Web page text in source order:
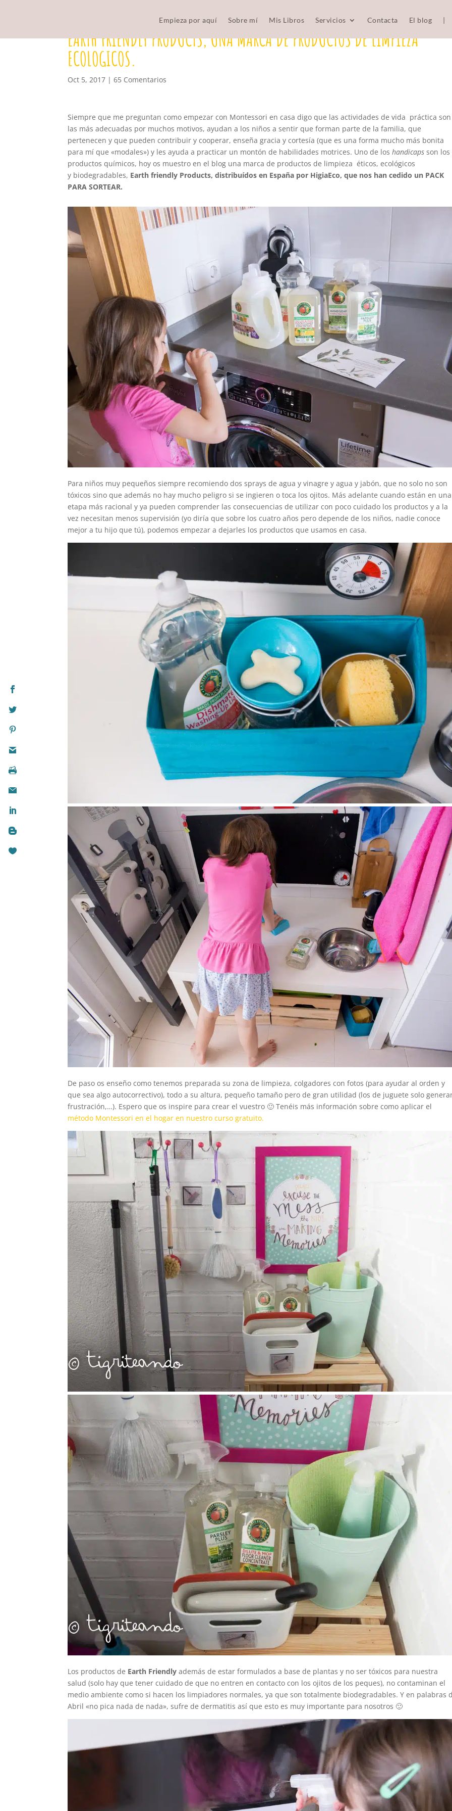
Empieza por aquí Sobre mí Mis Libros Servicios Contacta El blog |
EARTH FRIENDLY PRODUCTS, UNA MARCA DE PRODUCTOS DE LIMPIEZA
ECOLOGICOS.
Oct 5, 2017 |65 Comentarios
Siempre que me preguntan como empezar con Montessori en casa digo que las actividades de vida práctica son
las más adecuadas por muchos motivos, ayudan a los niños a sentir que forman parte de la familia, que
pertenecen y que pueden contribuir y cooperar, enseña gracia y cortesía (que es una forma mucho más bonita
para mí que «modales») y les ayuda a practicar un montón de habilidades motrices. Uno de loshandicaps son los
productos químicos, hoy os muestro en el blog una marca de productos de limpieza éticos, ecológicos
y biodegradables, Earth friendly Products, distribuídos en España por HigiaEco, que nos han cedido un PACK
PARA SORTEAR.
Para niños muy pequeños siempre recomiendo dos sprays de agua y vinagre y agua y jabón, que no solo no son
tóxicos sino que además no hay mucho peligro si se ingieren o toca los ojitos. Más adelante cuando están en una
etapa más racional y ya pueden comprender las consecuencias de utilizar con poco cuidado los productos y a la
vez necesitan menos supervisión (yo diría que sobre los cuatro años pero depende de los niños, nadie conoce
mejor a tu hijo que tú), podemos empezar a dejarles los productos que usamos en casa.
De paso os enseño como tenemos preparada su zona de limpieza, colgadores con fotos (para ayudar al orden y
que sea algo autocorrectivo), todo a su altura, pequeño tamaño pero de gran utilidad (los de juguete solo
frustración,…). Espero que os inspire para crear el vuestro 🙂 Tenéis más información sobre como aplicar el
método Montessori en el hogar en nuestro curso gratuito.
Los productos de Earth Friendly además de estar formulados a base de plantas y no ser tóxicos para nuestra
salud (solo hay que tener cuidado de que no entren en contacto con los ojitos de los peques), no contaminan el
medio ambiente como si hacen los limpiadores normales, ya que son totalmente biodegradables. Y en palabras
Abril «no pica nada de nada», sufre de dermatitis así que esto es muy importante para nosotros 🙂